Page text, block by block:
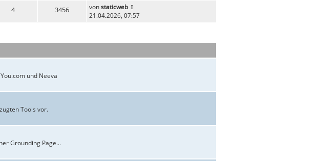
4 3456 vonstaticweb
21.04.2026, 07:57
und Neeva
Tools vor.
Grounding Page...